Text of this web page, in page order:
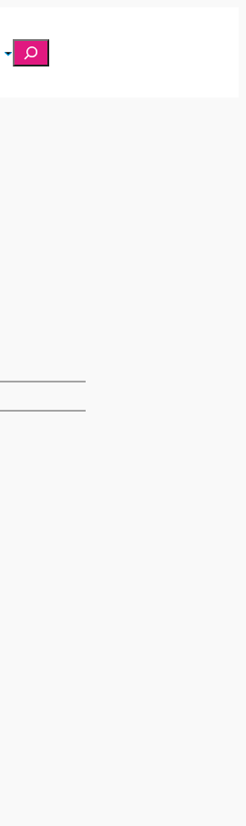
Search